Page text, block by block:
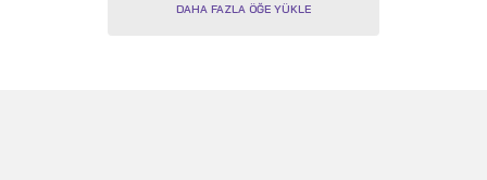
DAHA FAZLA ÖĞE YÜKLE